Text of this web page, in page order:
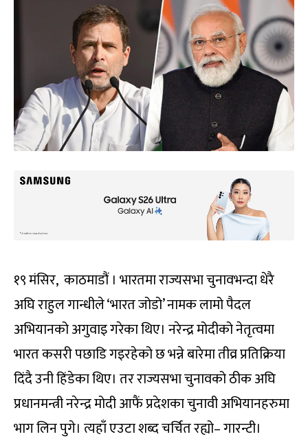
१९ मंसिर, काठमाडौं । भारतमा राज्यसभा चुनावभन्दा धेरै
अघि राहुल गान्धीले ‘भारत जोडो’ नामक लामो पैदल
अभियानको अगुवाइ गरेका थिए। नरेन्द्र मोदीको नेतृत्वमा
भारत कसरी पछाडि गइरहेको छ भन्ने बारेमा तीव्र प्रतिक्रिया
दिंदै उनी हिंडेका थिए। तर राज्यसभा चुनावको ठीक अघि
प्रधानमन्त्री नरेन्द्र मोदी आफैं प्रदेशका चुनावी अभियानहरुमा
भाग लिन पुगे। त्यहाँ एउटा शब्द चर्चित रह्यो– गारन्टी।